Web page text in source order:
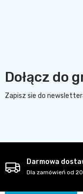
Dołącz do
Zapisz sie do
Darmowa
Dla zamówień od